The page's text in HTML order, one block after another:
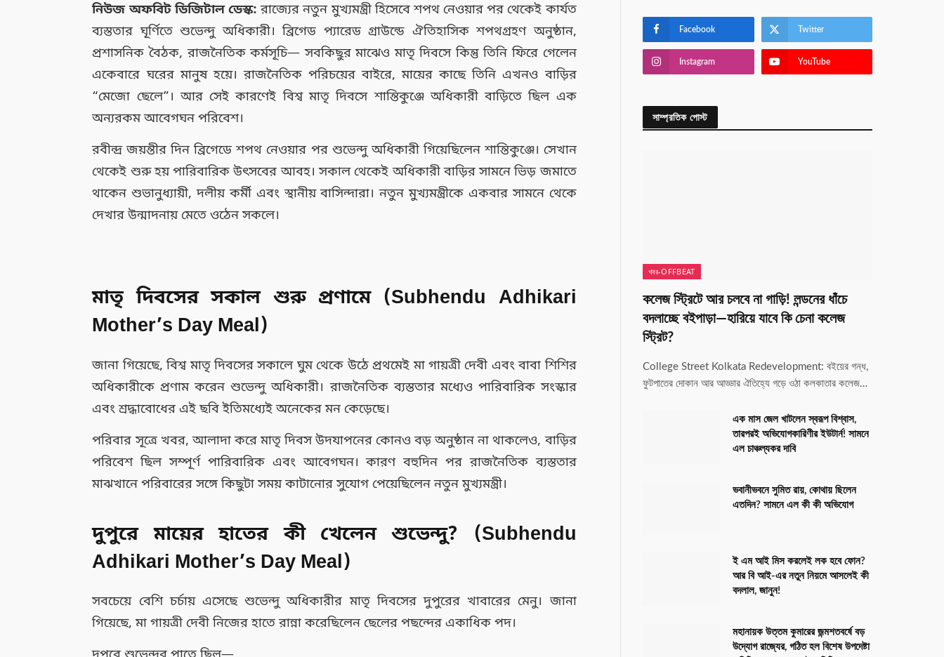
নিউজ অফবিট ডিজিটাল ডেস্ক: রাজ্যের নতুন মুখ্যমন্ত্রী হিসেবে শপথ নেওয়ার পর থেকেই কার্যত
ব্যস্ততার ঘূর্ণিতে শুভেন্দু অধিকারী। ব্রিগেড প্যারেড গ্রাউন্ডে ঐতিহাসিক শপথগ্রহণ অনুষ্ঠান,
প্রশাসনিক বৈঠক, রাজনৈতিক কর্মসূচি— সবকিছুর মাঝেও মাতৃ দিবসে কিন্তু তিনি ফিরে গেলেন
একেবারে ঘরের মানুষ হয়ে। রাজনৈতিক পরিচয়ের বাইরে, মায়ের কাছে তিনি এখনও বাড়ির
“মেজো ছেলে”। আর সেই কারণেই বিশ্ব মাতৃ দিবসে শান্তিকুঞ্জে অধিকারী বাড়িতে ছিল এক
অন্যরকম আবেগঘন পরিবেশ।
রবীন্দ্র জয়ন্তীর দিন ব্রিগেডে শপথ নেওয়ার পর শুভেন্দু অধিকারী গিয়েছিলেন শান্তিকুঞ্জে। সেখান
থেকেই শুরু হয় পারিবারিক উৎসবের আবহ। সকাল থেকেই অধিকারী বাড়ির সামনে ভিড় জমাতে
থাকেন শুভানুধ্যায়ী, দলীয় কর্মী এবং স্থানীয় বাসিন্দারা। নতুন মুখ্যমন্ত্রীকে একবার সামনে থেকে
দেখার উন্মাদনায় মেতে ওঠেন সকলে।
মাতৃ দিবসের সকাল শুরু প্রণামে (Subhendu Adhikari
Mother’s Day Meal)
জানা গিয়েছে, বিশ্ব মাতৃ দিবসের সকালে ঘুম থেকে উঠে প্রথমেই মা গায়ত্রী দেবী এবং বাবা শিশির
অধিকারীকে প্রণাম করেন শুভেন্দু অধিকারী। রাজনৈতিক ব্যস্ততার মধ্যেও পারিবারিক সংস্কার
এবং শ্রদ্ধাবোধের এই ছবি ইতিমধ্যেই অনেকের মন কেড়েছে।
পরিবার সূত্রে খবর, আলাদা করে মাতৃ দিবস উদযাপনের কোনও বড় অনুষ্ঠান না থাকলেও, বাড়ির
পরিবেশ ছিল সম্পূর্ণ পারিবারিক এবং আবেগঘন। কারণ বহুদিন পর রাজনৈতিক ব্যস্ততার
মাঝখানে পরিবারের সঙ্গে কিছুটা সময় কাটানোর সুযোগ পেয়েছিলেন নতুন মুখ্যমন্ত্রী।
দুপুরে মায়ের হাতের কী খেলেন শুভেন্দু? (Subhendu
Adhikari Mother’s Day Meal)
সবচেয়ে বেশি চর্চায় এসেছে শুভেন্দু অধিকারীর মাতৃ দিবসের দুপুরের খাবারের মেনু। জানা
গিয়েছে, মা গায়ত্রী দেবী নিজের হাতে রান্না করেছিলেন ছেলের পছন্দের একাধিক পদ।
Facebook Twitter
Instagram YouTube
সাম্প্রতিক পোস্ট
খবর-OFFBEAT
কলেজ স্ট্রিটে আর চলবে না গাড়ি! লন্ডনের ধাঁচে
বদলাচ্ছে বইপাড়া—হারিয়ে যাবে কি চেনা কলেজ
স্ট্রিট?
College Street Kolkata Redevelopment: বইয়ের গন্ধ,
ফুটপাতের দোকান আর আড্ডার ঐতিহ্যে গড়ে ওঠা কলকাতার কলেজ…
এক মাস জেল খাটলেন স্বরূপ বিশ্বাস,
তারপরই অভিযোগকারিণীর ইউটার্ন! সামনে
এল চাঞ্চল্যকর দাবি
ভবানীভবনে সুমিত রায়, কোথায় ছিলেন
এতদিন? সামনে এল কী কী অভিযোগ
ই এম আই মিস করলেই লক হবে ফোন?
আর বি আই-এর নতুন নিয়মে আসলেই কী
বদলাল, জানুন!
মহানায়ক উত্তম কুমারের জন্মশতবর্ষে বড়
উদ্যোগ রাজ্যের, গঠিত হল বিশেষ উপদেষ্টা